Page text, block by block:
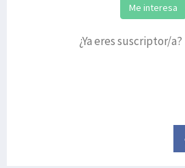
Me interesa
¿Ya eres suscriptor/a?